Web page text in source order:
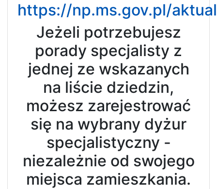
https://np.ms.gov.pl/
Jeżeli potrzebujesz
porady specjalisty z
jednej ze wskazanych
na liście dziedzin,
możesz zarejestrować
się na wybrany dyżur
specjalistyczny -
niezależnie od swojego
miejsca zamieszkania.